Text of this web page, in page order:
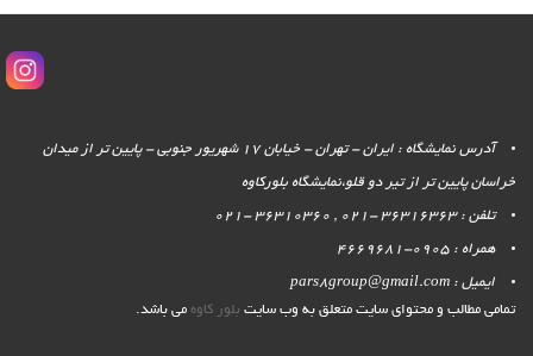
آدرس نمایشگاه : ایران - تهران - خیابان 17 شهریور جنوبی - پایین تر از میدان
خراسان پایین تر از تیر دو قلو،نمایشگاه بلورکاوه
تلفن : 36316363 -021 , 36310360 -021
همراه : 0905-4669681
ایمیل : pars8group@gmail.com
تمامی مطالب و محتوای سایت متعلق به وب سایت بلور کاوه می باشد.